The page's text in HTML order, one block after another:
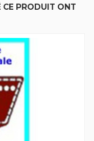
CE PRODUIT ONT